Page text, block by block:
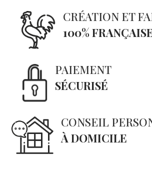
CRÉATION ET
100%
PAIEMENT
SÉCURISÉ
CONSEIL
À DOMICILE